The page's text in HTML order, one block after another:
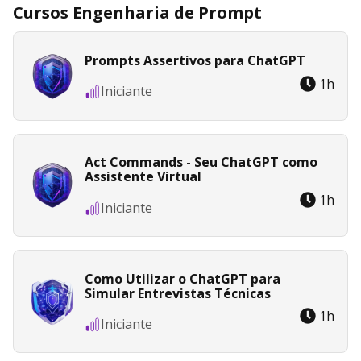
Cursos Engenharia de Prompt
Prompts Assertivos para ChatGPT
Iniciante
1h
Act Commands - Seu ChatGPT como
Assistente Virtual
Iniciante
1h
Como Utilizar o ChatGPT para
Simular Entrevistas Técnicas
Iniciante
1h